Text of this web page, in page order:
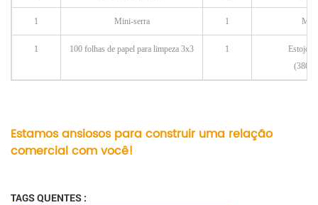
1 Mini-serra 1
1 100 folhas de papel para limpeza 3x3 1
Estojo
Estamos ansiosos para construir uma relação
comercial com você!
TAGS QUENTES :